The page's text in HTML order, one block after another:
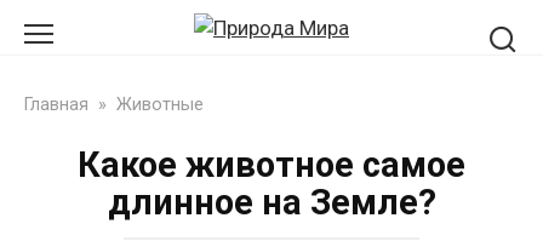
Главная » Животные
Какое животное самое
длинное на Земле?